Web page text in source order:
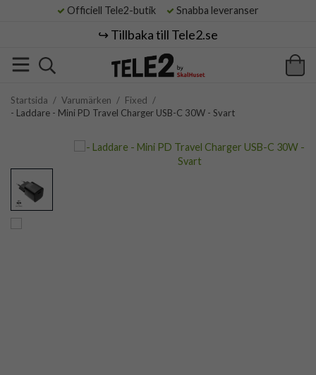
Officiell Tele2-butik Snabba leveranser
↪️ Tillbaka till Tele2.se
Startsida / Varumärken / Fixed /
- Laddare - Mini PD Travel Charger USB-C 30W - Svart